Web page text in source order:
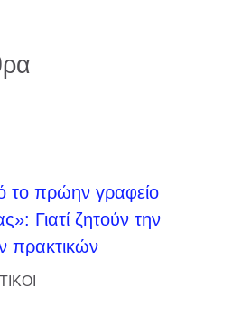
το πρώην γραφείο
Γιατί ζητούν την
πρακτικών